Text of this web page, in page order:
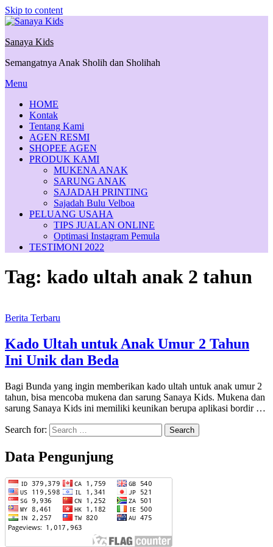
Skip to content
Sanaya Kids
Semangatnya Anak Sholih dan Sholihah
Menu
HOME
Kontak
Tentang Kami
AGEN RESMI
SHOPEE AGEN
PRODUK KAMI
MUKENA ANAK
SARUNG ANAK
SAJADAH PRINTING
Sajadah Bulu Velboa
PELUANG USAHA
TIPS JUALAN ONLINE
Optimasi Instagram Pemula
TESTIMONI 2022
Tag: kado ultah anak 2 tahun
Berita Terbaru
Kado Ultah untuk Anak Umur 2 Tahun
Ini Unik dan Beda
Bagi Bunda yang ingin memberikan kado ultah untuk anak umur 2
tahun, bisa mencoba mukena dan sarung Sanaya Kids. Mukena dan
sarung Sanaya Kids ini memiliki keunikan berupa aplikasi bordir …
Search for:
Data Pengunjung